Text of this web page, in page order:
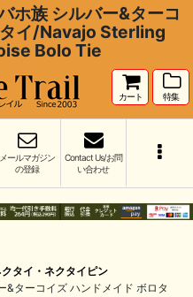
ホ族 シルバー&ターコ
タイ/Navajo Sterling
Bolo Tie
カート 特集
メールマガジン
の登録
Contact Us/お問
い合わせ
タイ・ネクタイピン
&ターコイズ ハンドメイド ボロタ